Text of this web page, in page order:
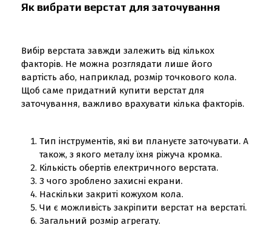
Як вибрати верстат для заточування
Вибір верстата завжди залежить від кількох
факторів. Не можна розглядати лише його
вартість або, наприклад, розмір точкового кола.
Щоб саме придатний купити верстат для
заточування, важливо врахувати кілька факторів.
Тип інструментів, які ви плануєте заточувати. А
також, з якого металу їхня ріжуча кромка.
Кількість обертів електричного верстата.
З чого зроблено захисні екрани.
Наскільки закриті кожухом кола.
Чи є можливість закріпити верстат на верстаті.
Загальний розмір агрегату.